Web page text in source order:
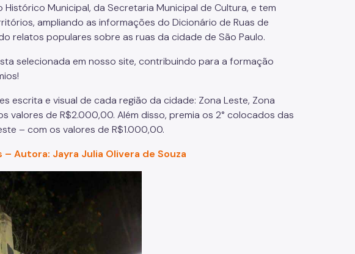
Municipal, da Secretaria Municipal de Cultura, e tem
ampliando as informações do Dicionário de Ruas de
relatos populares sobre as ruas da cidade de São Paulo.
selecionada em nosso site, contribuindo para a formação
escrita e visual de cada região da cidade: Zona Leste, Zona
valores de R$2.000,00. Além disso, premia os 2° colocados das
– com os valores de R$1.000,00.
– Autora: Jayra Julia Olivera de Souza